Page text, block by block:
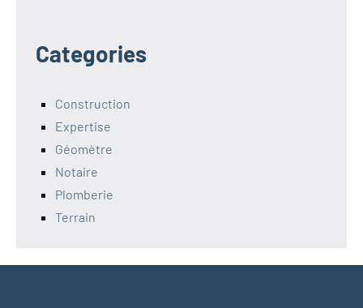
Categories
Construction
Expertise
Géomètre
Notaire
Plomberie
Terrain